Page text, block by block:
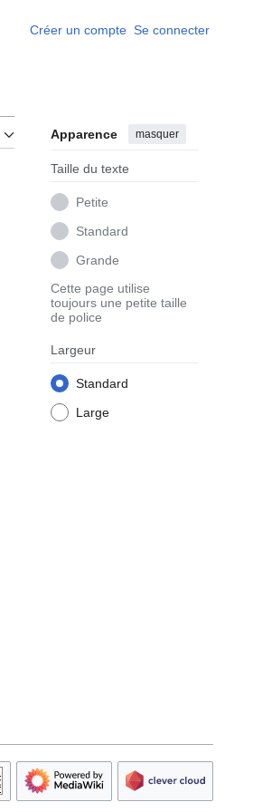
Créer un compte Se connecter
Apparence masquer
Taille du texte
Petite
Standard
Grande
Cette page utilise
toujours une petite taille
de police
Largeur
Standard
Large